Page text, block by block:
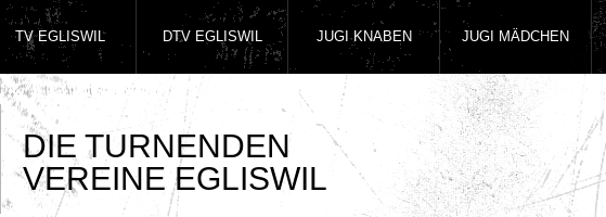
DIE TURNENDEN
VEREINE EGLISWIL
TV EGLISWIL DTV EGLISWIL JUGI KNABEN JUGI MÄDCHEN